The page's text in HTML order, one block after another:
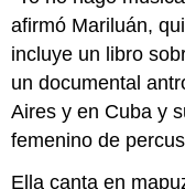
afirmó Mariluán,
incluye un libro
un documental
Aires y en Cuba y
femenino de
Ella canta en